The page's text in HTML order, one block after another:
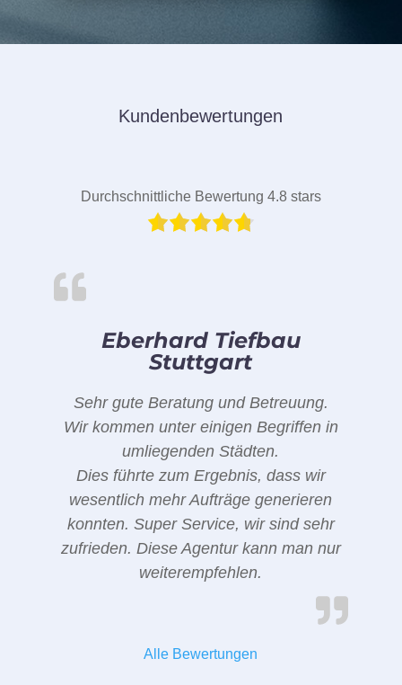
Kundenbewertungen
Durchschnittliche Bewertung 4.8 stars
Eberhard Tiefbau
Stuttgart
Sehr gute Beratung und Betreuung.
Wir kommen unter einigen Begriffen in
umliegenden Städten.
Dies führte zum Ergebnis, dass wir
wesentlich mehr Aufträge generieren
konnten. Super Service, wir sind sehr
zufrieden. Diese Agentur kann man nur
weiterempfehlen.
Alle Bewertungen